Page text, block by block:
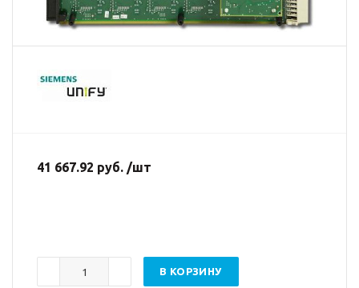
41 667.92 руб. /шт
В КОРЗИНУ